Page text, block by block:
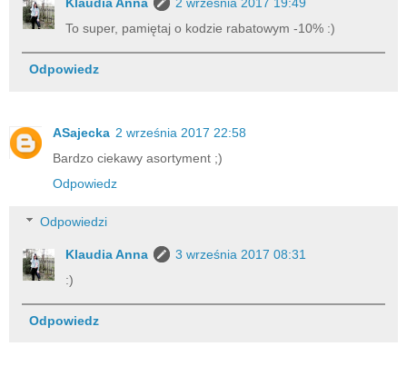
To super, pamiętaj o kodzie rabatowym -10% :)
Odpowiedz
ASajecka 2 września 2017 22:58
Bardzo ciekawy asortyment ;)
Odpowiedz
Odpowiedzi
Klaudia Anna
3 września 2017 08:31
:)
Odpowiedz